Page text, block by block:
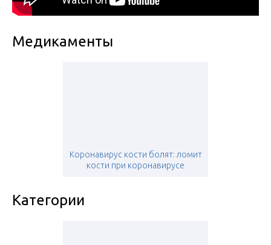
Медикаменты
Коронавирус кости болят: ломит
кости при коронавирусе
Категории